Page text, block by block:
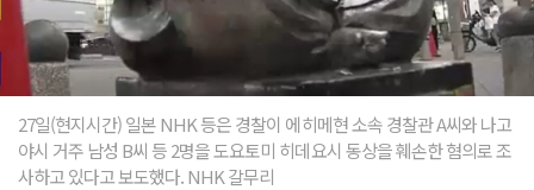
27일(현지시간) 일본 NHK 등은 경찰이 에히메현 소속 경찰관 A씨와 나고
야시 거주 남성 B씨 등 2명을 도요토미 히데요시 동상을 훼손한 혐의로 조
사하고 있다고 보도했다. NHK 갈무리